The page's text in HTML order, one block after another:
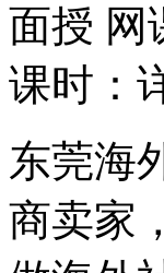
面授 网
课时：
东莞海
商卖家